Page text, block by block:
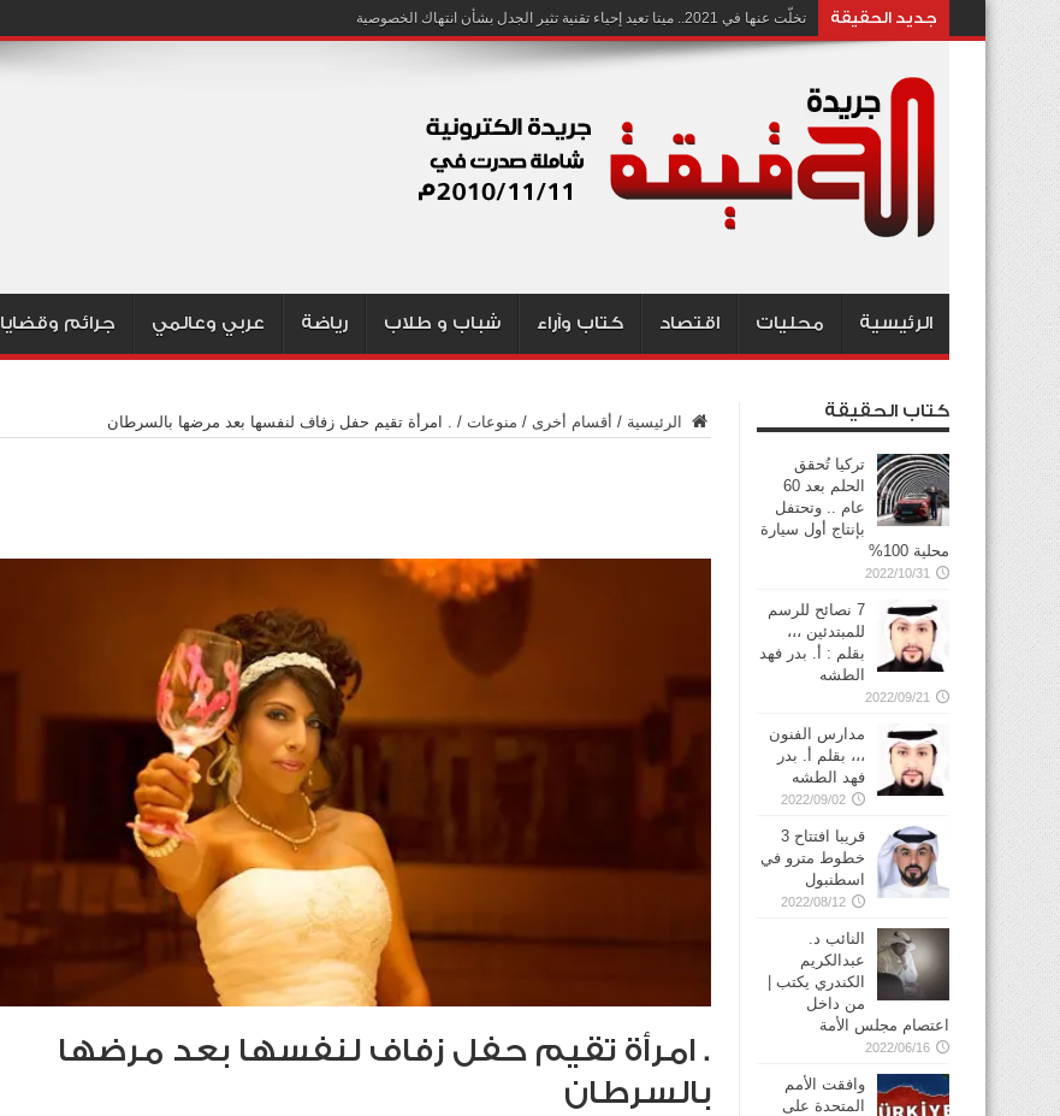
جديد الحقيقة تخلّت عنها في 2021.. ميتا تعيد إحياء تقنية تثير الجدل بشأن انتهاك الخصوصية
الرئيسية محليات اقتصاد كتاب وآراء شباب و طلاب رياضة عربي وعالمي جرائم وقضايا
الرئيسية / أقسام أخرى / منوعات / . امرأة تقيم حفل زفاف لنفسها بعد مرضها بالسرطان
. امرأة تقيم حفل زفاف لنفسها بعد مرضها
بالسرطان
كتاب الحقيقة
تركيا تُحقق
الحلم بعد 60
عام .. وتحتفل
بإنتاج أول سيارة
محلية 100%
2022/10/31
7 نصائح للرسم
للمبتدئين ،،،
بقلم : أ. بدر فهد
الطشه
2022/09/21
مدارس الفنون
،،، بقلم أ. بدر
فهد الطشه
2022/09/02
قريبا افتتاح 3
خطوط مترو في
2022/08/12
النائب د.
عبدالكريم
الكندري يكتب |
من داخل
اعتصام مجلس الأمة
2022/06/16
وافقت الأمم
المتحدة على